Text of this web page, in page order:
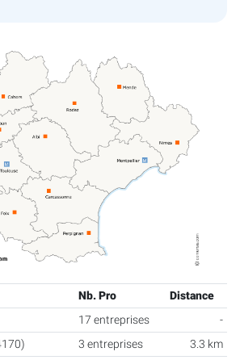
Nb. Pro
Distance
17 entreprises
-
3 entreprises
3.3 km